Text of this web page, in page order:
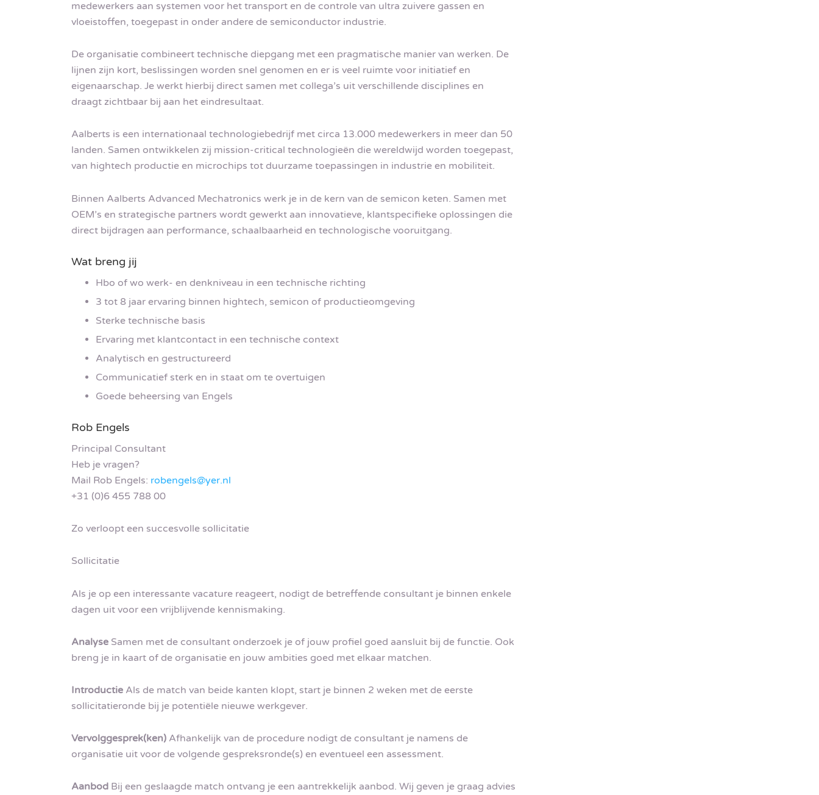
medewerkers aan systemen voor het transport en de controle van ultra zuivere gassen en
vloeistoffen, toegepast in onder andere de semiconductor industrie.
De organisatie combineert technische diepgang met een pragmatische manier van werken. De
lijnen zijn kort, beslissingen worden snel genomen en er is veel ruimte voor initiatief en
eigenaarschap. Je werkt hierbij direct samen met collega’s uit verschillende disciplines en
draagt zichtbaar bij aan het eindresultaat.
Aalberts is een internationaal technologiebedrijf met circa 13.000 medewerkers in meer dan 50
landen. Samen ontwikkelen zij mission-critical technologieën die wereldwijd worden toegepast,
van hightech productie en microchips tot duurzame toepassingen in industrie en mobiliteit.
Binnen Aalberts Advanced Mechatronics werk je in de kern van de semicon keten. Samen met
OEM’s en strategische partners wordt gewerkt aan innovatieve, klantspecifieke oplossingen die
direct bijdragen aan performance, schaalbaarheid en technologische vooruitgang.
Wat breng jij
Hbo of wo werk- en denkniveau in een technische richting
3 tot 8 jaar ervaring binnen hightech, semicon of productieomgeving
Sterke technische basis
Ervaring met klantcontact in een technische context
Analytisch en gestructureerd
Communicatief sterk en in staat om te overtuigen
Goede beheersing van Engels
Rob Engels
Principal Consultant
Heb je vragen?
Mail Rob Engels: robengels@yer.nl
+31 (0)6 455 788 00
Zo verloopt een succesvolle sollicitatie
Sollicitatie
Als je op een interessante vacature reageert, nodigt de betreffende consultant je binnen enkele
dagen uit voor een vrijblijvende kennismaking.
Analyse Samen met de consultant onderzoek je of jouw profiel goed aansluit bij de functie. Ook
breng je in kaart of de organisatie en jouw ambities goed met elkaar matchen.
Introductie Als de match van beide kanten klopt, start je binnen 2 weken met de eerste
sollicitatieronde bij je potentiële nieuwe werkgever.
Vervolggesprek(ken) Afhankelijk van de procedure nodigt de consultant je namens de
organisatie uit voor de volgende gespreksronde(s) en eventueel een assessment.
Aanbod Bij een geslaagde match ontvang je een aantrekkelijk aanbod. Wij geven je graag advies